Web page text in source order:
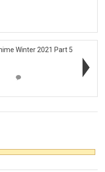
Winter 2021 Part 5